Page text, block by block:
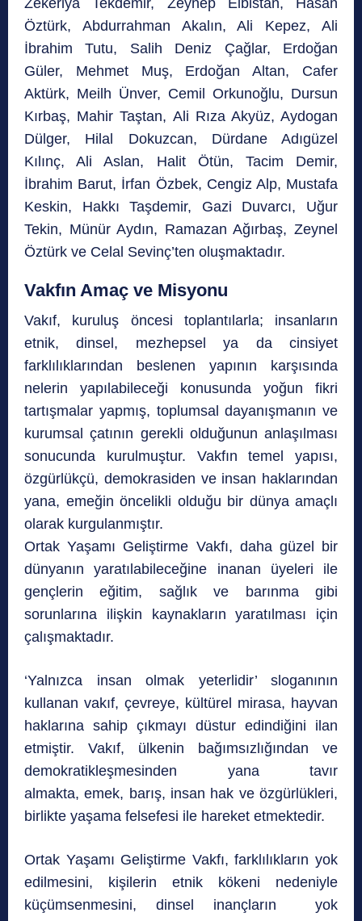
Zekeriya Tekdemir, Zeynep Elbistan, Hasan
Öztürk, Abdurrahman Akalın, Ali Kepez, Ali
İbrahim Tutu, Salih Deniz Çağlar, Erdoğan
Güler, Mehmet Muş, Erdoğan Altan, Cafer
Aktürk, Meilh Ünver, Cemil Orkunoğlu, Dursun
Kırbaş, Mahir Taştan, Ali Rıza Akyüz, Aydogan
Dülger, Hilal Dokuzcan, Dürdane Adıgüzel
Kılınç, Ali Aslan, Halit Ötün, Tacim Demir,
İbrahim Barut, İrfan Özbek, Cengiz Alp, Mustafa
Keskin, Hakkı Taşdemir, Gazi Duvarcı, Uğur
Tekin, Münür Aydın, Ramazan Ağırbaş, Zeynel
Öztürk ve Celal Sevinç’ten oluşmaktadır.
Vakfın Amaç ve Misyonu
Vakıf, kuruluş öncesi toplantılarla; insanların
etnik, dinsel, mezhepsel ya da cinsiyet
farklılıklarından beslenen yapının karşısında
nelerin yapılabileceği konusunda yoğun fikri
tartışmalar yapmış, toplumsal dayanışmanın ve
kurumsal çatının gerekli olduğunun anlaşılması
sonucunda kurulmuştur. Vakfın temel yapısı,
özgürlükçü, demokrasiden ve insan haklarından
yana, emeğin öncelikli olduğu bir dünya amaçlı
olarak kurgulanmıştır.
Ortak Yaşamı Geliştirme Vakfı, daha güzel bir
dünyanın yaratılabileceğine inanan üyeleri ile
gençlerin eğitim, sağlık ve barınma gibi
sorunlarına ilişkin kaynakların yaratılması için
çalışmaktadır.
‘Yalnızca insan olmak yeterlidir’ sloganının
kullanan vakıf, çevreye, kültürel mirasa, hayvan
haklarına sahip çıkmayı düstur edindiğini ilan
etmiştir. Vakıf, ülkenin bağımsızlığından ve
demokratikleşmesinden yana tavır
almakta, emek, barış, insan hak ve özgürlükleri,
birlikte yaşama felsefesi ile hareket etmektedir.
Ortak Yaşamı Geliştirme Vakfı, farklılıkların yok
edilmesini, kişilerin etnik kökeni nedeniyle
küçümsenmesini, dinsel inançların yok